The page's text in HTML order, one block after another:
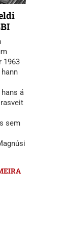
1963
á
sem